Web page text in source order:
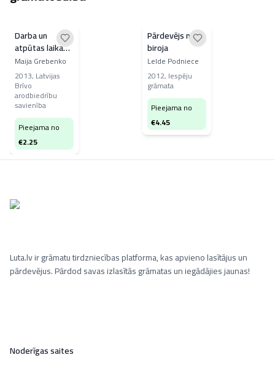
Darba un
atpūtas laika
uzskaite un
apmaksa
Maija Grebenko
2013, Latvijas
Brīvo
arodbiedrību
savienība
Pieejama no
€2.25
Pārdevējs no
biroja
Lelde Podniece
2012, Iespēju
grāmata
Pieejama no
€4.45
Luta.lv ir grāmatu tirdzniecības platforma, kas apvieno lasītājus un
pārdevējus. Pārdod savas izlasītās grāmatas un iegādājies jaunas!
Noderīgas saites